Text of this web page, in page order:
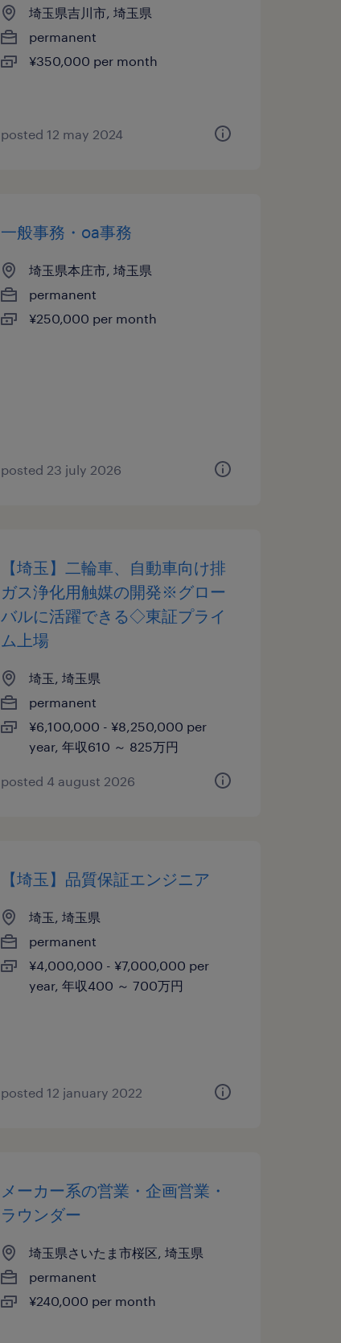
埼玉県吉川市, 埼玉県
permanent
¥350,000 per month
posted 12 may 2024
一般事務・oa事務
埼玉県本庄市, 埼玉県
permanent
¥250,000 per month
posted 23 july 2026
【埼玉】二輪車、自動車向け排
ガス浄化用触媒の開発※グロー
バルに活躍できる◇東証プライ
ム上場
埼玉, 埼玉県
permanent
¥6,100,000 - ¥8,250,000 per
year, 年収610 ～ 825万円
posted 4 august 2026
【埼玉】品質保証エンジニア
埼玉, 埼玉県
permanent
¥4,000,000 - ¥7,000,000 per
year, 年収400 ～ 700万円
posted 12 january 2022
メーカー系の営業・企画営業・
ラウンダー
埼玉県さいたま市桜区, 埼玉県
permanent
¥240,000 per month